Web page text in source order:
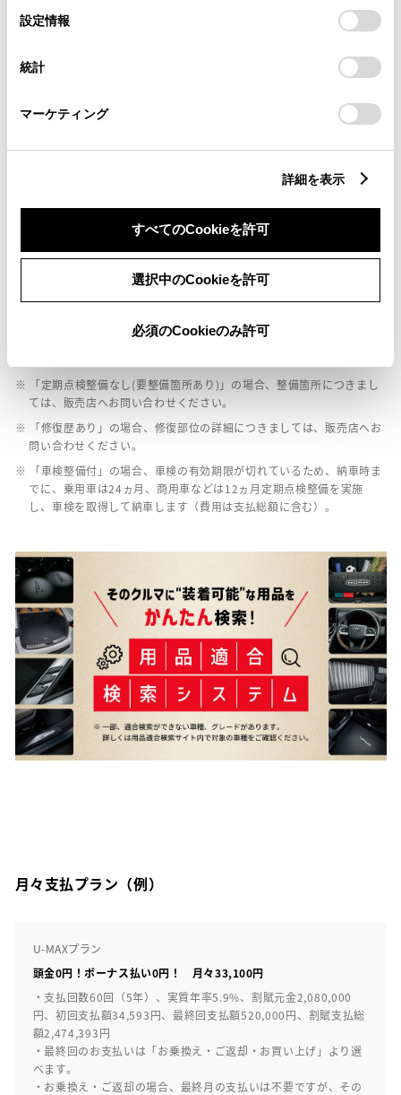
デバイスにすべてのCookie(クッキー)が保存されることに同
意したことになります。Cookie(クッキー)のオプトアウト、
設定の変更、同意を撤回したりするにあたっては、当社の
「Cookie（クッキー）情報の取り扱いについて
」をご覧くだ
設定情報
統計
マーケティング
詳細を表示
すべてのCookieを許可
選択中のCookieを許可
必須のCookieのみ許可
外装
ナビ・オーディオ
その他
店舗管理ナンバー【321023566518】
車台番号（下3桁）【303】
※ 支払総額には、車両価格の他、保険料、税金、登録などに伴う費用な
※ 「定期点検整備なし(要整備箇所あり)」の場合、整備箇所につきまし
ては、販売店へお問い合わせください。
※ 「修復歴あり」の場合、修復部位の詳細につきましては、販売店へお
問い合わせください。
※ 「車検整備付」の場合、車検の有効期限が切れているため、納車時ま
でに、乗用車は24ヵ月、商用車などは12ヵ月定期点検整備を実施
し、車検を取得して納車します（費用は支払総額に含む）。
月々支払プラン（例）
U-MAXプラン
頭金0円！ボーナス払い0円！ 月々33,100円
・支払回数60回（5年）、実質年率5.9%、割賦元金2,080,000
円、初回支払額34,593円、最終回支払額520,000円、割賦支払総
額2,474,393円
・最終回のお支払いは「お乗換え・ご返却・お買い上げ」より選
べます。
・お乗換え・ご返却の場合、最終月の支払いは不要ですが、その